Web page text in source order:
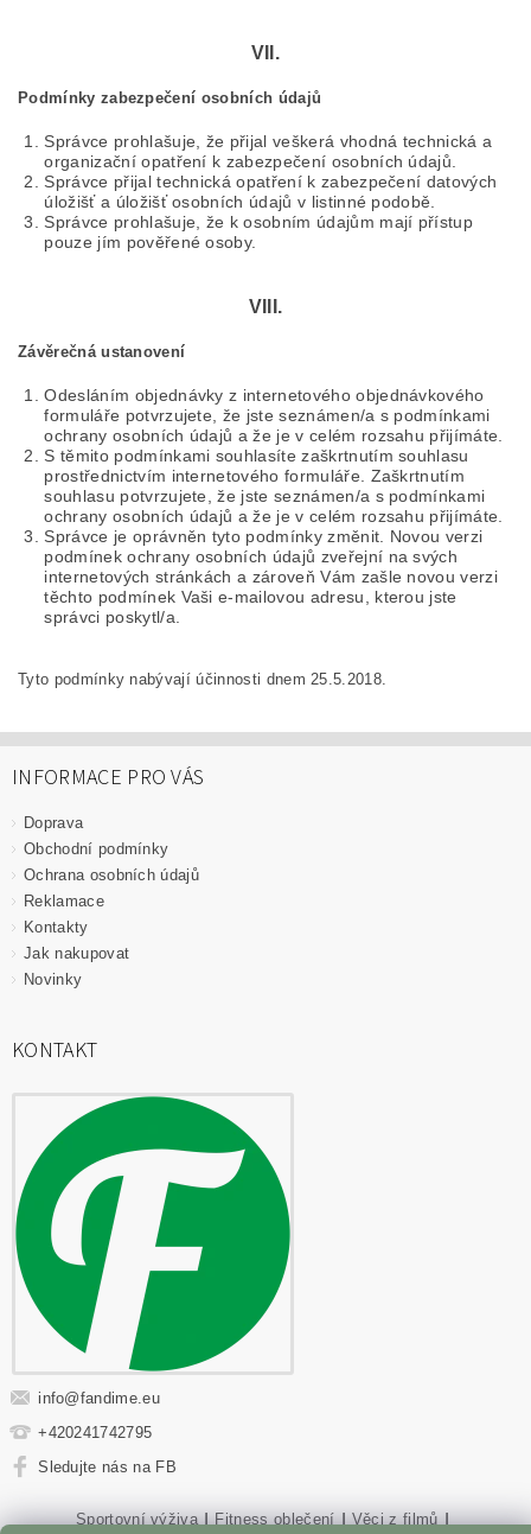
VII.
Podmínky zabezpečení osobních údajů
Správce prohlašuje, že přijal veškerá vhodná technická a
organizační opatření k zabezpečení osobních údajů.
Správce přijal technická opatření k zabezpečení datových
úložišť a úložišť osobních údajů v listinné podobě.
Správce prohlašuje, že k osobním údajům mají přístup
pouze jím pověřené osoby.
VIII.
Závěrečná ustanovení
Odesláním objednávky z internetového objednávkového
formuláře potvrzujete, že jste seznámen/a s podmínkami
ochrany osobních údajů a že je v celém rozsahu přijímáte.
S těmito podmínkami souhlasíte zaškrtnutím souhlasu
prostřednictvím internetového formuláře. Zaškrtnutím
souhlasu potvrzujete, že jste seznámen/a s podmínkami
ochrany osobních údajů a že je v celém rozsahu přijímáte.
Správce je oprávněn tyto podmínky změnit. Novou verzi
podmínek ochrany osobních údajů zveřejní na svých
internetových stránkách a zároveň Vám zašle novou verzi
těchto podmínek Vaši e-mailovou adresu, kterou jste
správci poskytl/a.
Tyto podmínky nabývají účinnosti dnem 25.5.2018.
INFORMACE PRO VÁS
Doprava
Obchodní podmínky
Ochrana osobních údajů
Reklamace
Kontakty
Jak nakupovat
Novinky
KONTAKT
info@fandime.eu
+420241742795
Sledujte nás na FB
Sportovní výživa | Fitness oblečení | Věci z filmů |